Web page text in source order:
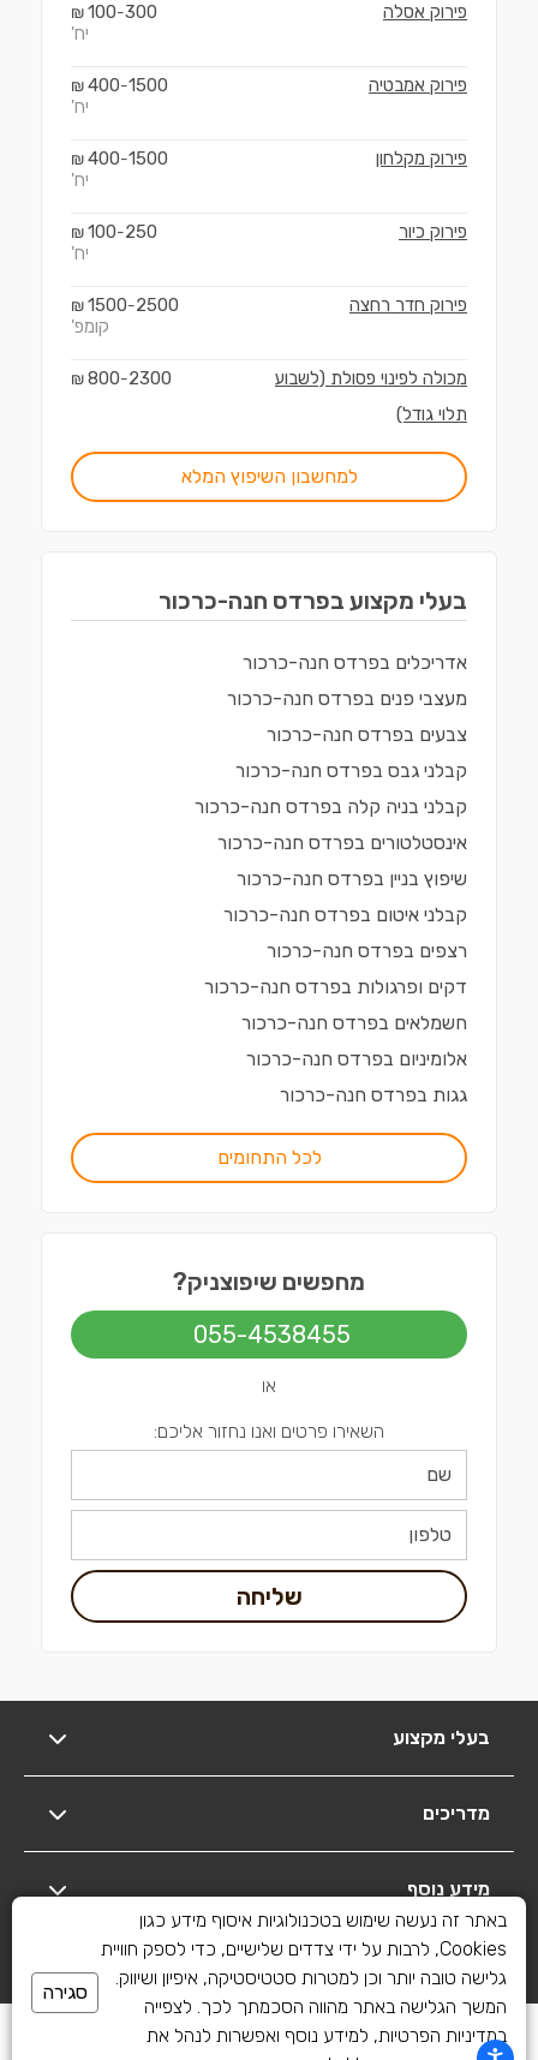
פירוק אסלה 100-300
₪
יח'
פירוק אמבטיה 400-1500
₪
יח'
פירוק מקלחון 400-1500
₪
יח'
פירוק כיור 100-250
₪
יח'
פירוק חדר רחצה 1500-2500
₪
קומפ'
מכולה לפינוי פסולת (לשבוע
תלוי גודל)
800-2300
₪
למחשבון השיפוץ המלא
בעלי מקצוע בפרדס חנה-כרכור
אדריכלים בפרדס חנה-כרכור
מעצבי פנים בפרדס חנה-כרכור
צבעים בפרדס חנה-כרכור
קבלני גבס בפרדס חנה-כרכור
קבלני בניה קלה בפרדס חנה-כרכור
אינסטלטורים בפרדס חנה-כרכור
שיפוץ בניין בפרדס חנה-כרכור
קבלני איטום בפרדס חנה-כרכור
רצפים בפרדס חנה-כרכור
דקים ופרגולות בפרדס חנה-כרכור
חשמלאים בפרדס חנה-כרכור
אלומיניום בפרדס חנה-כרכור
גגות בפרדס חנה-כרכור
לכל התחומים
מחפשים שיפוצניק?
055-4538455
או
השאירו פרטים ואנו נחזור אליכם:
שליחה
בעלי מקצוע
מדריכים
מידע נוסף
יצירת קשר
כל הזכויות שמורות לשיפוצים פלוס 2010-2026
באתר זה נעשה שימוש בטכנולוגיות איסוף מידע כגון
Cookies, לרבות על ידי צדדים שלישיים, כדי לספק חוויית
גלישה טובה יותר וכן למטרות סטטיסטיקה, איפיון ושיווק.
המשך הגלישה באתר מהווה הסכמתך לכך. לצפייה
במדיניות הפרטיות, למידע נוסף ואפשרות לנהל את
סגירה